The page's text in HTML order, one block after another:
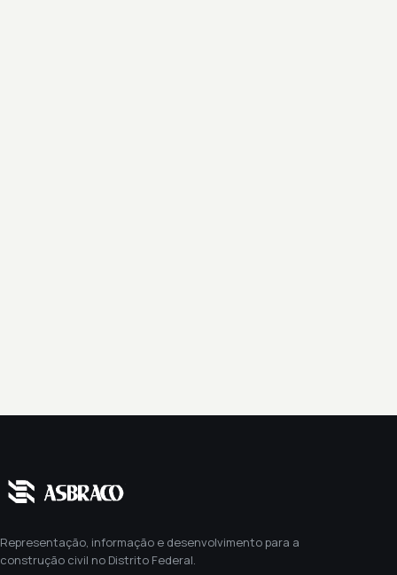
Representação, informação e desenvolvimento para a
construção civil no Distrito Federal.